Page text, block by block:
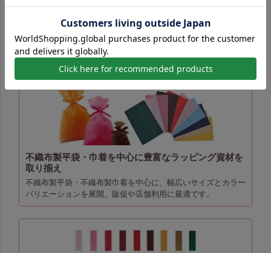
”結ばない”ラッピング袋特集
スタッフの「ラッピングが苦手」にどう対応する？
ラッピング袋のおすすめポイント
不織布製平袋・巾着を中心に豊富なラッピング資材を
取り揃え
不織布製平袋・不織布製巾着を中心に、幅広いサイズとカラー
バリエーションを展開。販促や店舗利用に最適です。